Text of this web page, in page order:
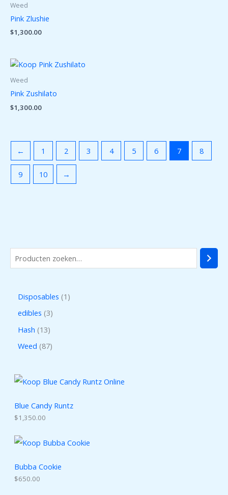
Disposables 1
edibles 3
Hash 13
Weed 87
Blue Candy Runtz
$1,350.00
Bubba Cookie
$650.00
Weed
Pink Zlushie
$1,300.00
Weed
Pink Zushilato
$1,300.00
← 1 2 3 4 5 6 7 8
9 10 →